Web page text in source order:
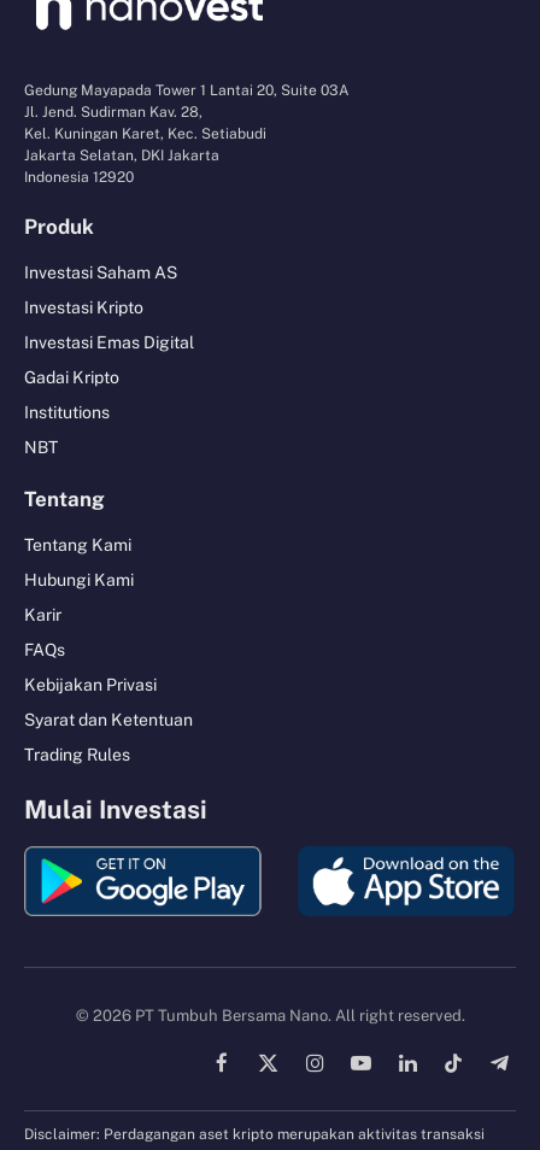
Gedung Mayapada Tower 1 Lantai 20, Suite 03A
Jl. Jend. Sudirman Kav. 28,
Kel. Kuningan Karet, Kec. Setiabudi
Jakarta Selatan, DKI Jakarta
Indonesia 12920
Produk
Investasi Saham AS
Investasi Kripto
Investasi Emas Digital
Gadai Kripto
Institutions
NBT
Tentang
Tentang Kami
Hubungi Kami
Karir
FAQs
Kebijakan Privasi
Syarat dan Ketentuan
Trading Rules
Mulai Investasi
© 2026 PT Tumbuh Bersama Nano. All right reserved.
Facebook
X
InstagramYouTubeLinkedInTikTok
Disclaimer: Perdagangan aset kripto merupakan aktivitas transaksi